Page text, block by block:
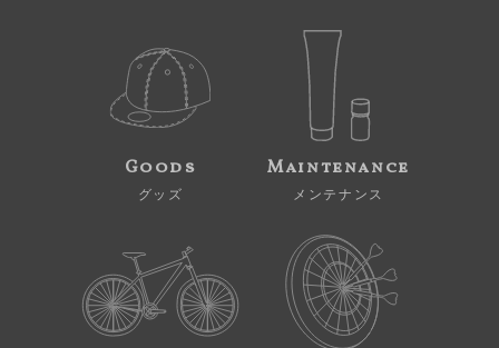
Goods
グッズ
Maintenance
メンテナンス